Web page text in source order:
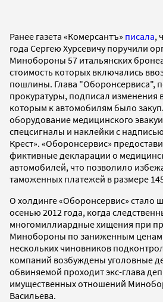
Ранее газета «Комерсантъ» писала,
года Сергею Хурсевичу поручили
Минобороны 57 итальянских
стоимость которых включались
пошлины. Глава "Оборонсервиса",
прокуратуры, подписал изменения
которым к автомобилям было
оборудование медицинского
спецсигналы и наклейки с
Крест». «Оборонсервис»
фиктивные декларации о
автомобилей, что позволило
таможенных платежей в размере
О холдинге «Оборонсервис» стало
осенью 2012 года, когда
многомиллиардные хищения при
Минобороны по заниженным
нескольких чиновников
компаний возбуждены уголовные
обвиняемой проходит экс-глава
имущественных отношений
Васильева.